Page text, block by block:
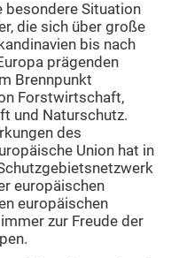
besondere Situation
die sich über große
bis nach
prägenden
Brennpunkt
Forstwirtschaft,
und Naturschutz.
des
Union hat in
europäischen
europäischen
zur Freude der